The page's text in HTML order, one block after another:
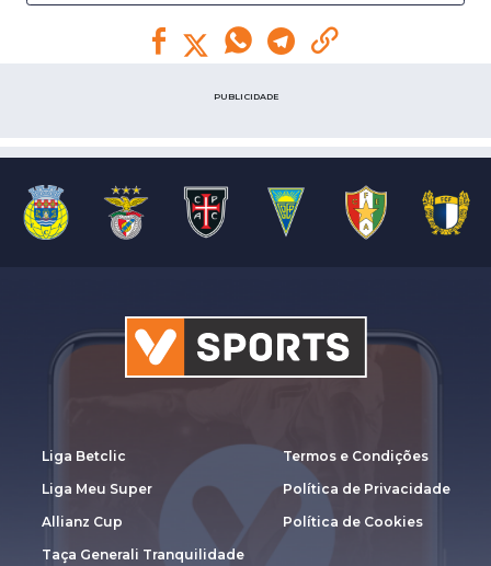
PUBLICIDADE
Liga Betclic
Liga Meu Super
Allianz Cup
Taça Generali Tranquilidade
Termos e Condições
Política de Privacidade
Política de Cookies